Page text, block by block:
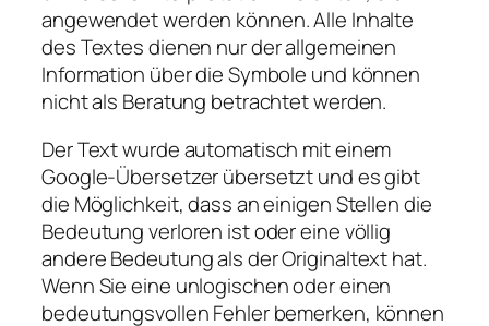
angewendet werden können. Alle Inhalte
des Textes dienen nur der allgemeinen
Information über die Symbole und können
nicht als Beratung betrachtet werden.
Der Text wurde automatisch mit einem
Google-Übersetzer übersetzt und es gibt
die Möglichkeit, dass an einigen Stellen die
Bedeutung verloren ist oder eine völlig
andere Bedeutung als der Originaltext hat.
Wenn Sie eine unlogischen oder einen
bedeutungsvollen Fehler bemerken, können